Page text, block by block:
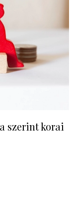
szerint korai